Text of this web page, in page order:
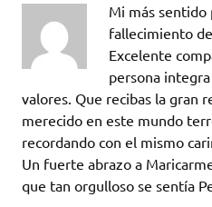
Mi más sentido
fallecimiento
Excelente
persona
valores. Que recibas la gran
merecido en este mundo
recordando con el mismo
Un fuerte abrazo a
que tan orgulloso se sentía